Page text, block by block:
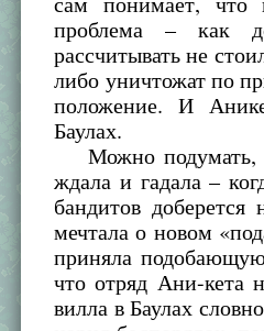
проблема – как
рассчитывать не
либо уничтожат по
положение. И
Баулах.
Можно подумать,
ждала и гадала –
бандитов
мечтала о новом
приняла
что отряд Ани-кета
вилла в Баулах